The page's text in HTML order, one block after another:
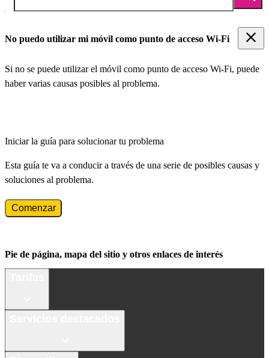
No puedo utilizar mi móvil como punto de acceso Wi-Fi
Si no se puede utilizar el móvil como punto de acceso Wi-Fi, puede
haber varias causas posibles al problema.
Iniciar la guía para solucionar tu problema
Esta guía te va a conducir a través de una serie de posibles causas y
soluciones al problema.
Comenzar
Pie de página, mapa del sitio y otros enlaces de interés